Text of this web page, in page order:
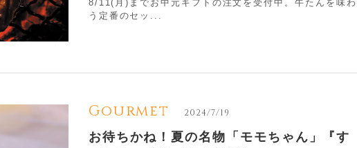
8/11(月)までお中元ギフトの注文を受付中。牛たんを味わ
う定番のセッ...
Gourmet 2024/7/19
お待ちかね！夏の名物「モモちゃん」『す